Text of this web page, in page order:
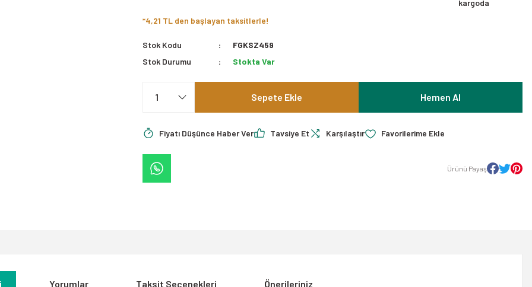
kargoda
*4,21 TL den başlayan taksitlerle!
Stok Kodu
FGKSZ459
Stok Durumu
Stokta Var
Sepete Ekle Hemen Al
Fiyatı Düşünce Haber Ver Tavsiye Et Karşılaştır
Ürünü Payaş
Yorumlar Taksit Seçenekleri Önerileriniz